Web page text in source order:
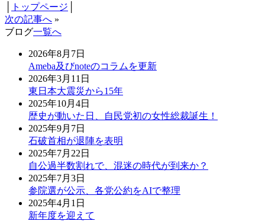
トップページ
次の記事へ »
ブログ一覧へ
2026年8月7日
Ameba及びnoteのコラムを更新
2026年3月11日
東日本大震災から15年
2025年10月4日
歴史が動いた日、自民党初の女性総裁誕生！
2025年9月7日
石破首相が退陣を表明
2025年7月22日
自公過半数割れで、混迷の時代が到来か？
2025年7月3日
参院選が公示、各党公約をAIで整理
2025年4月1日
新年度を迎えて